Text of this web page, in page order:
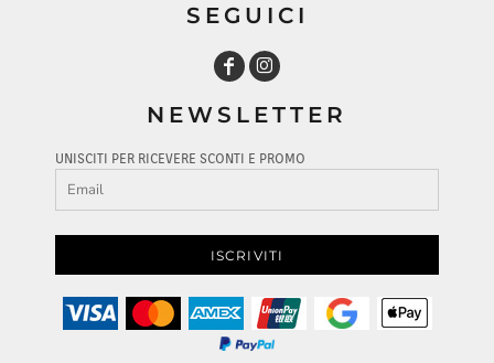
SEGUICI
NEWSLETTER
UNISCITI PER RICEVERE SCONTI E PROMO
ISCRIVITI